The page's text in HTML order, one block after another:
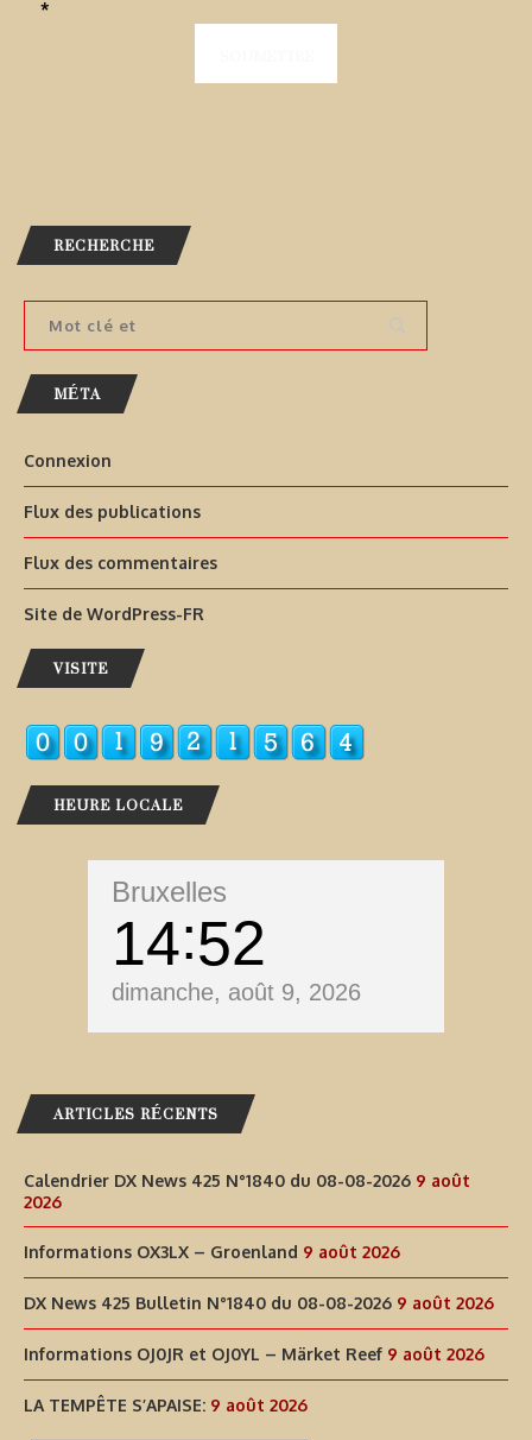
*
RECHERCHE
MÉTA
Connexion
Flux des publications
Flux des commentaires
Site de WordPress-FR
VISITE
HEURE LOCALE
Bruxelles
14 52
dimanche, août 9, 2026
ARTICLES RÉCENTS
Calendrier DX News 425 N°1840 du 08-08-2026 9 août
2026
Informations OX3LX – Groenland 9 août 2026
DX News 425 Bulletin N°1840 du 08-08-2026 9 août 2026
Informations OJ0JR et OJ0YL – Märket Reef 9 août 2026
LA TEMPÊTE S’APAISE: 9 août 2026